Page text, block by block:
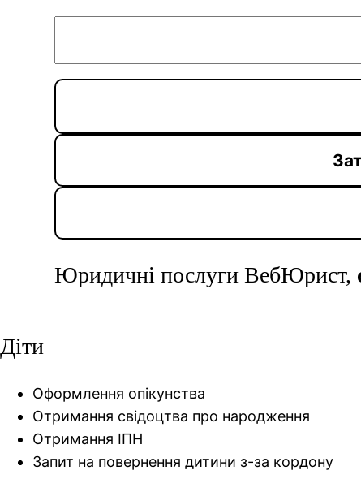
Юридичні послуги ВебЮрист,
Діти
Оформлення опікунства
Отримання свідоцтва про народження
Отримання ІПН
Запит на повернення дитини з-за кордону